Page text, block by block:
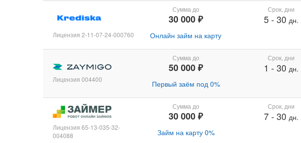
Лицензия 2-11-07-24-000760
Сумма до
30 000 ₽
Онлайн займ на карту
Срок, дни
5- 30 дн.
Лицензия 004400
Сумма до
50 000 ₽
Первый заём под 0%
Срок, дни
1 - 30 дн.
Лицензия 65-13-035-32-
004088
Сумма до
30 000 ₽
Займ на карту 0%
Срок, дни
7- 30 дн.